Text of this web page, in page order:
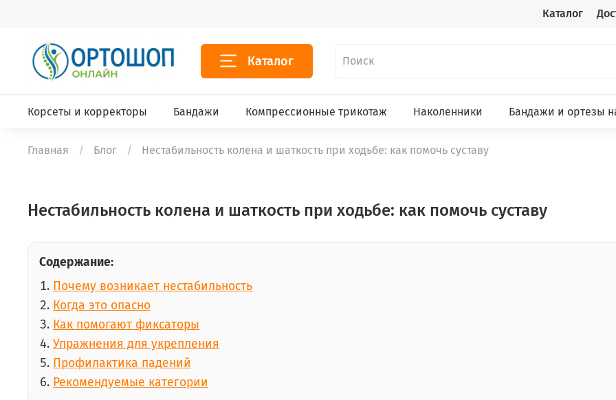
Каталог
Каталог
Корсеты и корректоры Бандажи Компрессионные трикотаж Наколенники Бандажи и ортезы
Главная Блог Нестабильность колена и шаткость при ходьбе: как помочь суставу
Нестабильность колена и шаткость при ходьбе: как помочь суставу
Содержание:
Почему возникает нестабильность
Когда это опасно
Как помогают фиксаторы
Упражнения для укрепления
Профилактика падений
Рекомендуемые категории